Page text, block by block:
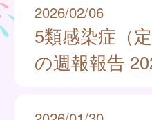
2026/02/06
5類感染症（
の週報報告